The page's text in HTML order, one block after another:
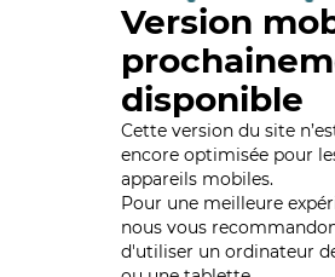
Version
disponible
Cette version du site
encore optimisée pour
appareils mobiles.
Pour une meilleure
nous vous
d'utiliser un ordinateur